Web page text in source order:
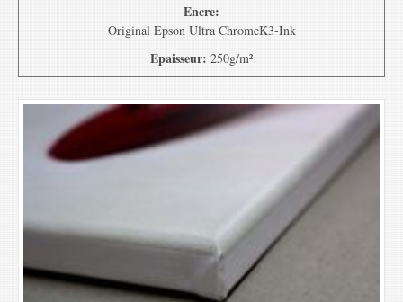
Encre:
Original Epson Ultra ChromeK3-Ink
Epaisseur: 250g/m²